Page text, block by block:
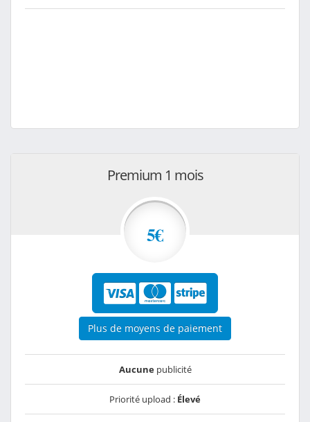
Premium 1 mois
5€
Plus de moyens de paiement
Aucunepublicité
Priorité upload : Élevé